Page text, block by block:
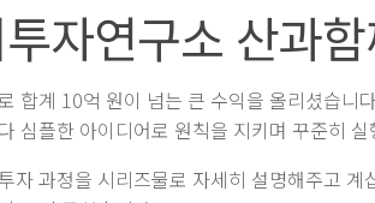
자연구소 산과
합계 10억 원이 넘는 큰 수익을 올리셨습니
심플한 아이디어로 원칙을 지키며 꾸준히
자 과정을 시리즈물로 자세히 설명해주고